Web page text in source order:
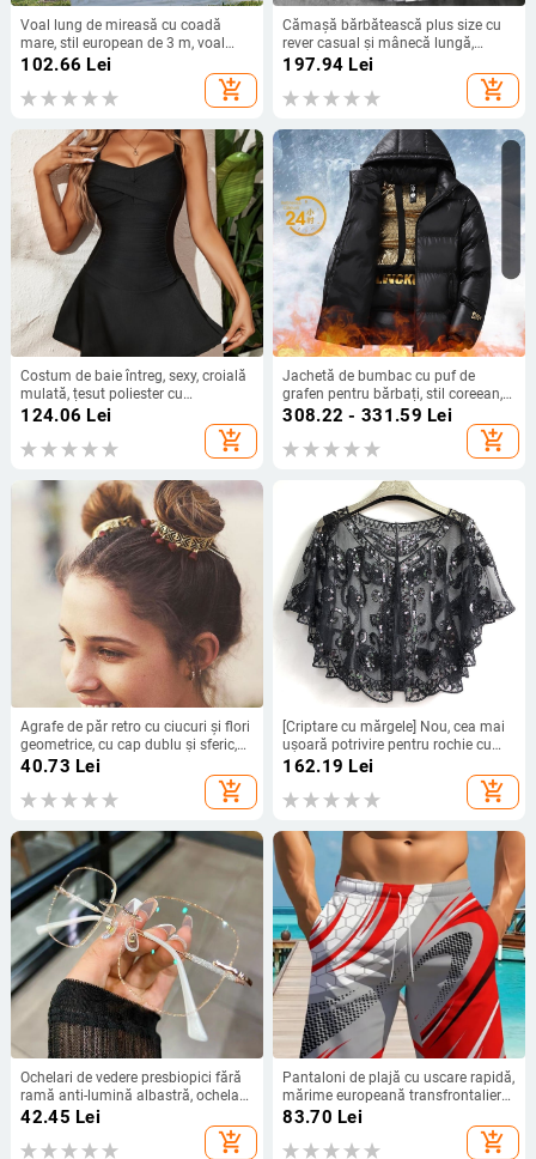
Voal lung de mireasă cu coadă
mare, stil european de 3 m, voal
dublu strat, alb, pentru fotografie
102.66 Lei
add_shopping_cart
Cămașă bărbătească plus size cu
rever casual și mânecă lungă,
cerneală - DH202
197.94 Lei
add_shopping_cart
Costum de baie întreg, sexy, croială
mulată, țesut poliester cu
căptușeală la nivelul sânilor, fără
124.06 Lei
add_shopping_cart
Jachetă de bumbac cu puf de
grafen pentru bărbați, stil coreean,
casual, cu glugă, îngroșată, caldă,
din bumbac, vestă de bumbac auriu
negru pentru bărbați
308.22 - 331.59 Lei
add_shopping_cart
Agrafe de păr retro cu ciucuri și flori
geometrice, cu cap dublu și sferic,
pentru comerț exterior, AliExpress,
40.73 Lei
add_shopping_cart
[Criptare cu mărgele] Nou, cea mai
ușoară potrivire pentru rochie cu
străluciri din industria grea, șal cu
mărgele și paiete, jachetă cu paiete
162.19 Lei
add_shopping_cart
Ochelari de vedere presbiopici fără
ramă anti-lumină albastră, ochelari
de vedere la modă pentru femei, cu
margini tăiate, pentru vârstnici,
populari pe TikTok, ochelari de
42.45 Lei
add_shopping_cart
Pantaloni de plajă cu uscare rapidă,
mărime europeană transfrontalieră,
pantaloni scurți de baie
impermeabili, pantaloni scurți
casual pentru bărbați la malul mării
83.70 Lei
add_shopping_cart